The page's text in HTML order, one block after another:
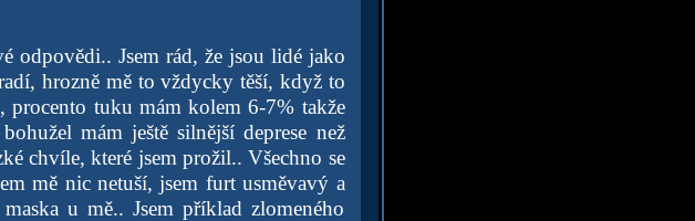
odpovědi.. Jsem rád, že jsou lidé jako
hrozně mě to vždycky těší, když to
procento tuku mám kolem 6-7% takže
mám ještě silnější deprese než
chvíle, které jsem prožil.. Všechno se
mě nic netuší, jsem furt usměvavý a
u mě.. Jsem příklad zlomeného